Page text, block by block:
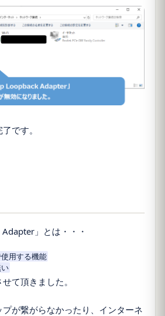
です。
」とは・・・
用する機能
て頂きました。
プが繋がらなかったり、インターネ